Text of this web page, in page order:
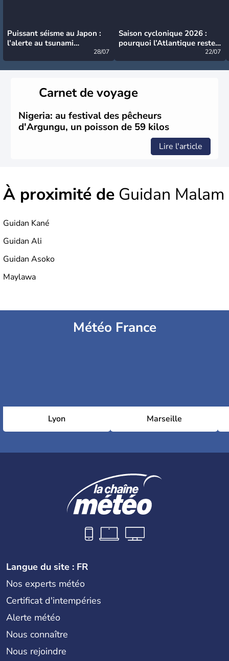
Puissant séisme au Japon :
l’alerte au tsunami
28/07
Saison cyclonique 2026 :
pourquoi l’Atlantique reste
22/07
Carnet de voyage
Nigeria: au festival des pêcheurs
d'Argungu, un poisson de 59 kilos
Lire l'article
À proximité de Guidan Malam
Guidan Kané
Guidan Ali
Guidan Asoko
Maylawa
Météo France
Lyon Marseille
Langue du site : FR
Nos experts météo
Certificat d'intempéries
Alerte météo
Nous connaître
Nous rejoindre